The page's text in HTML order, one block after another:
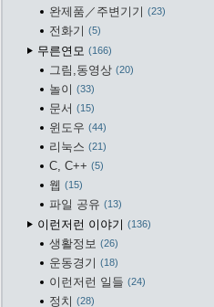
완제품／주변기기 23
전화기 5
무른연모 166
그림,동영상 20
놀이 33
문서 15
윈도우 44
리눅스 21
C, C++ 5
웹 15
파일 공유 13
이런저런 이야기 136
생활정보 26
운동경기 18
이런저런 일들 24
정치 28